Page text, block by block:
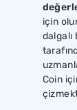
için
Coin